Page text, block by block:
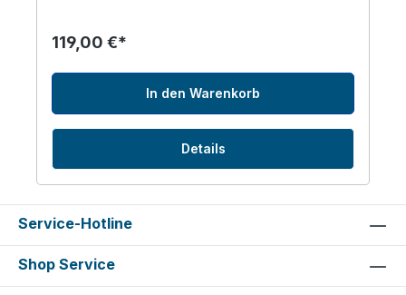
119,00 €*
In den Warenkorb
Details
Service-Hotline
Shop Service